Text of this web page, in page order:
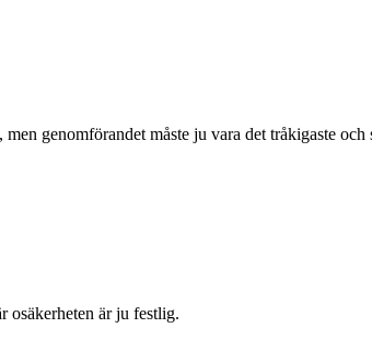
genomförandet måste ju vara det tråkigaste
osäkerheten är ju festlig.